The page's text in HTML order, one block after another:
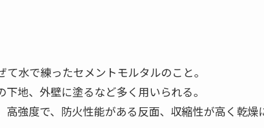
水で練ったセメントモルタルのこと。
地、外壁に塗るなど多く用いられる。
強度で、防火性能がある反面、収縮性が高く乾